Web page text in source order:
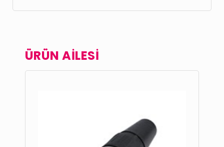
ÜRÜN AİLESİ